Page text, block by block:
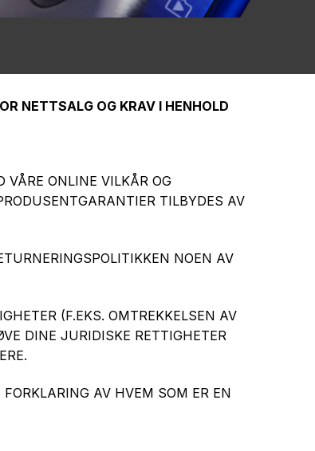
NETTSALG OG KRAV I HENHOLD
VÅRE ONLINE VILKÅR OG
TILBYDES AV
NOEN AV
(F.EKS. OMTREKKELSEN AV
DINE JURIDISKE RETTIGHETER
FORKLARING AV HVEM SOM ER EN